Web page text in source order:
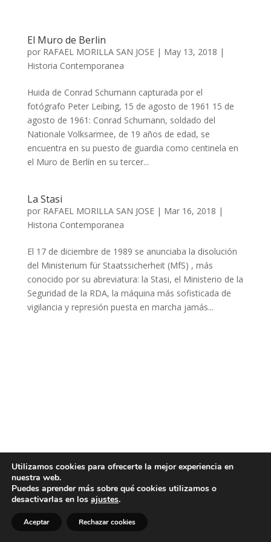
El Muro de Berlin
por RAFAEL MORILLA SAN JOSE| May 13, 2018 |
Historia Contemporanea
Huida de Conrad Schumann capturada por el
fotógrafo Peter Leibing, 15 de agosto de 1961 15 de
agosto de 1961: Conrad Schumann, soldado del
Nationale Volksarmee, de 19 años de edad, se
encuentra en su puesto de guardia como centinela en
el Muro de Berlín en su tercer...
La Stasi
por RAFAEL MORILLA SAN JOSE| Mar 16, 2018 |
Historia Contemporanea
El 17 de diciembre de 1989 se anunciaba la disolución
del Ministerium für Staatssicherheit (MfS) , más
conocido por su abreviatura: la Stasi, el Ministerio de la
Seguridad de la RDA, la máquina más sofisticada de
vigilancia y represión puesta en marcha jamás...
Utilizamos cookies para ofrecerte la mejor experiencia en
nuestra web.
Puedes aprender más sobre qué cookies utilizamos o
desactivarlas en los ajustes.
Aceptar Rechazar cookies